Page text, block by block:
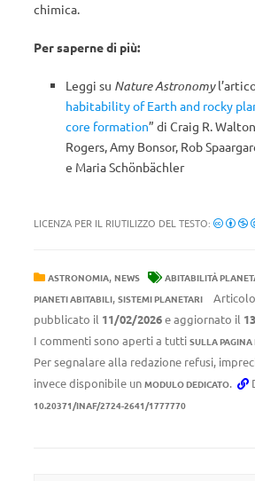
chimica.
Per saperne di più:
Leggi su Nature Astronomy
habitability of Earth and rocky
core formation” di Craig R.
Rogers, Amy Bonsor, Rob
e Maria Schönbächler
LICENZA PER IL RIUTILIZZO DEL TESTO:
ASTRONOMIA, NEWS ABITABILITÀ
PIANETI ABITABILI, SISTEMI PLANETARI
pubblicato il 11/02/2026e aggiornato il
I commenti sono aperti a tutti SULLA
Per segnalare alla redazione refusi,
invece disponibile un MODULO DEDICATO.
10.20371/INAF/2724-2641/1777770